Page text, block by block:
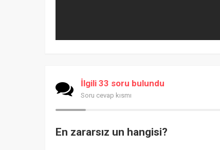
İlgili 33 soru bulundu
Soru cevap kısmı
En zararsız un hangisi?